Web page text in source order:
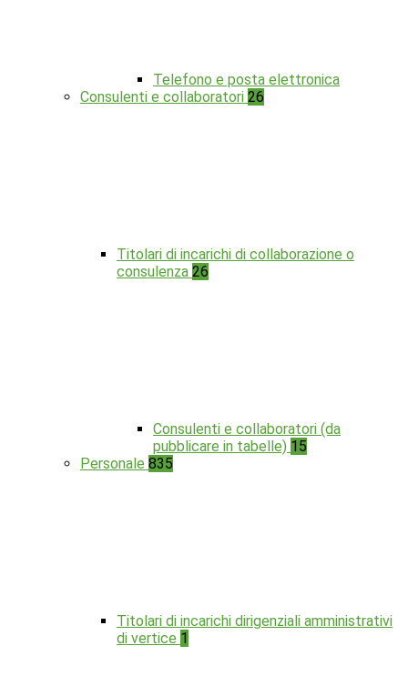
Telefono e posta elettronica
Consulenti e collaboratori 26
Titolari di incarichi di collaborazione o
consulenza 26
Consulenti e collaboratori (da
pubblicare in tabelle) 15
Personale 835
Titolari di incarichi dirigenziali amministrativi
di vertice 1